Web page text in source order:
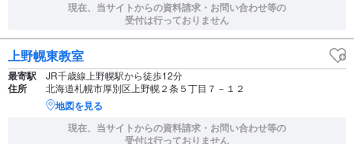
現在、当サイトからの資料請求・お問い合わせ等の
受付は行っておりません
上野幌東教室
最寄駅 JR千歳線上野幌駅から徒歩12分
住所 北海道札幌市厚別区上野幌２条５丁目７－１２
地図を見る
現在、当サイトからの資料請求・お問い合わせ等の
受付は行っておりません